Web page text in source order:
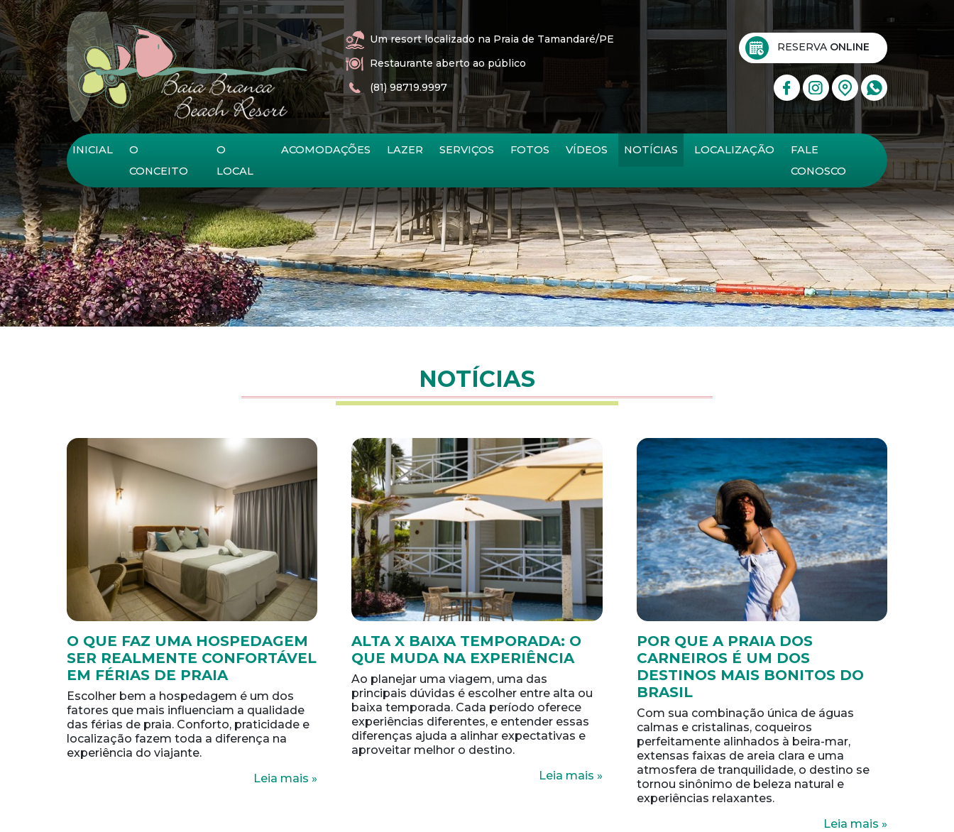
Ir para o conteúdo principal
Um resort localizado na Praia de Tamandaré/PE
Restaurante aberto ao público
(81) 98719.9997
RESERVA ONLINE
INICIAL
O
CONCEITO
O
LOCAL
ACOMODAÇÕES LAZER SERVIÇOS FOTOS VÍDEOS NOTÍCIAS LOCALIZAÇÃO
FALE
CONOSCO
NOTÍCIAS
O QUE FAZ UMA HOSPEDAGEM
SER REALMENTE CONFORTÁVEL
EM FÉRIAS DE PRAIA
Escolher bem a hospedagem é um dos
fatores que mais influenciam a qualidade
das férias de praia. Conforto, praticidade e
localização fazem toda a diferença na
experiência do viajante.
Leia mais »
ALTA X BAIXA TEMPORADA: O
QUE MUDA NA EXPERIÊNCIA
Ao planejar uma viagem, uma das
principais dúvidas é escolher entre alta ou
baixa temporada. Cada período oferece
experiências diferentes, e entender essas
diferenças ajuda a alinhar expectativas e
aproveitar melhor o destino.
Leia mais »
POR QUE A PRAIA DOS
CARNEIROS É UM DOS
DESTINOS MAIS BONITOS DO
BRASIL
Com sua combinação única de águas
calmas e cristalinas, coqueiros
perfeitamente alinhados à beira-mar,
extensas faixas de areia clara e uma
atmosfera de tranquilidade, o destino se
tornou sinônimo de beleza natural e
experiências relaxantes.
Leia mais »